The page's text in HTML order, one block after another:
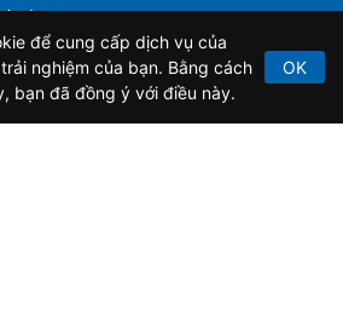
chí điện tử số 64/GP-BTTTT do Bộ
cấp ngày 21/2/2020.
để cung cấp dịch vụ của
nghiệm của bạn. Bằng cách
bạn đã đồng ý với điều này.
OK